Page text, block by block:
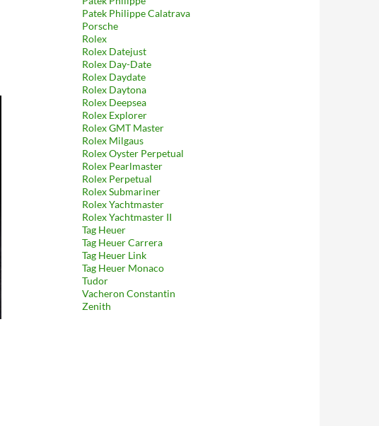
Patek Philippe Calatrava
Porsche
Rolex
Rolex Datejust
Rolex Day-Date
Rolex Daydate
Rolex Daytona
Rolex Deepsea
Rolex Explorer
Rolex GMT Master
Rolex Milgaus
Rolex Oyster Perpetual
Rolex Pearlmaster
Rolex Perpetual
Rolex Submariner
Rolex Yachtmaster
Rolex Yachtmaster II
Tag Heuer
Tag Heuer Carrera
Tag Heuer Link
Tag Heuer Monaco
Tudor
Vacheron Constantin
Zenith